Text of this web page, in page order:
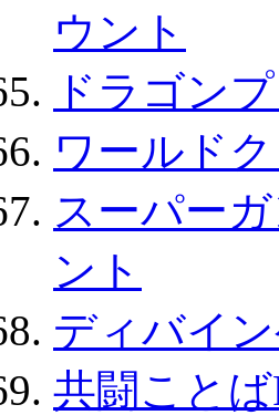
ウント
ドラゴン
ワールド
スーパー
ント
ディバイ
共闘こと